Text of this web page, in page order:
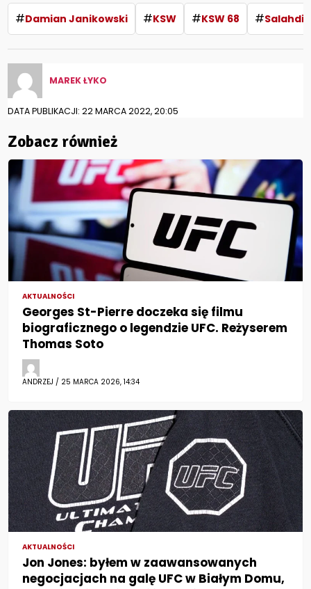
#Damian Janikowski #KSW #KSW 68 #
MAREK ŁYKO
DATA PUBLIKACJI: 22 MARCA 2022, 20:05
Zobacz również
AKTUALNOŚCI
Georges St-Pierre doczeka się filmu
biograficznego o legendzie UFC. Reżyserem
Thomas Soto
ANDRZEJ / 25 MARCA 2026, 14:34
AKTUALNOŚCI
Jon Jones: byłem w zaawansowanych
negocjacjach na galę UFC w Białym Domu,